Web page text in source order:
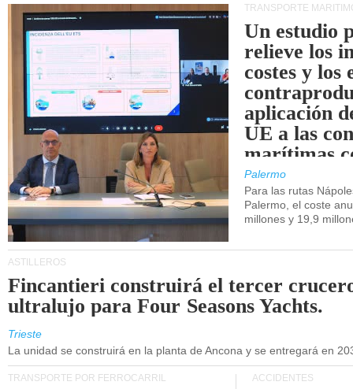
TRANSPORTE
Un estudio
relieve los
costes y los
aplicación
UE a las
marítimas
de Sicilia.
Palermo
Para las rutas
Palermo, el coste
millones y 19,9
ASTILLEROS
Fincantieri construirá el tercer
ultralujo para Four Seasons Yachts.
Trieste
La unidad se construirá en la planta de Ancona y se entregará en
TRANSPORTE POR FERROCARRIL ACCIDENTES